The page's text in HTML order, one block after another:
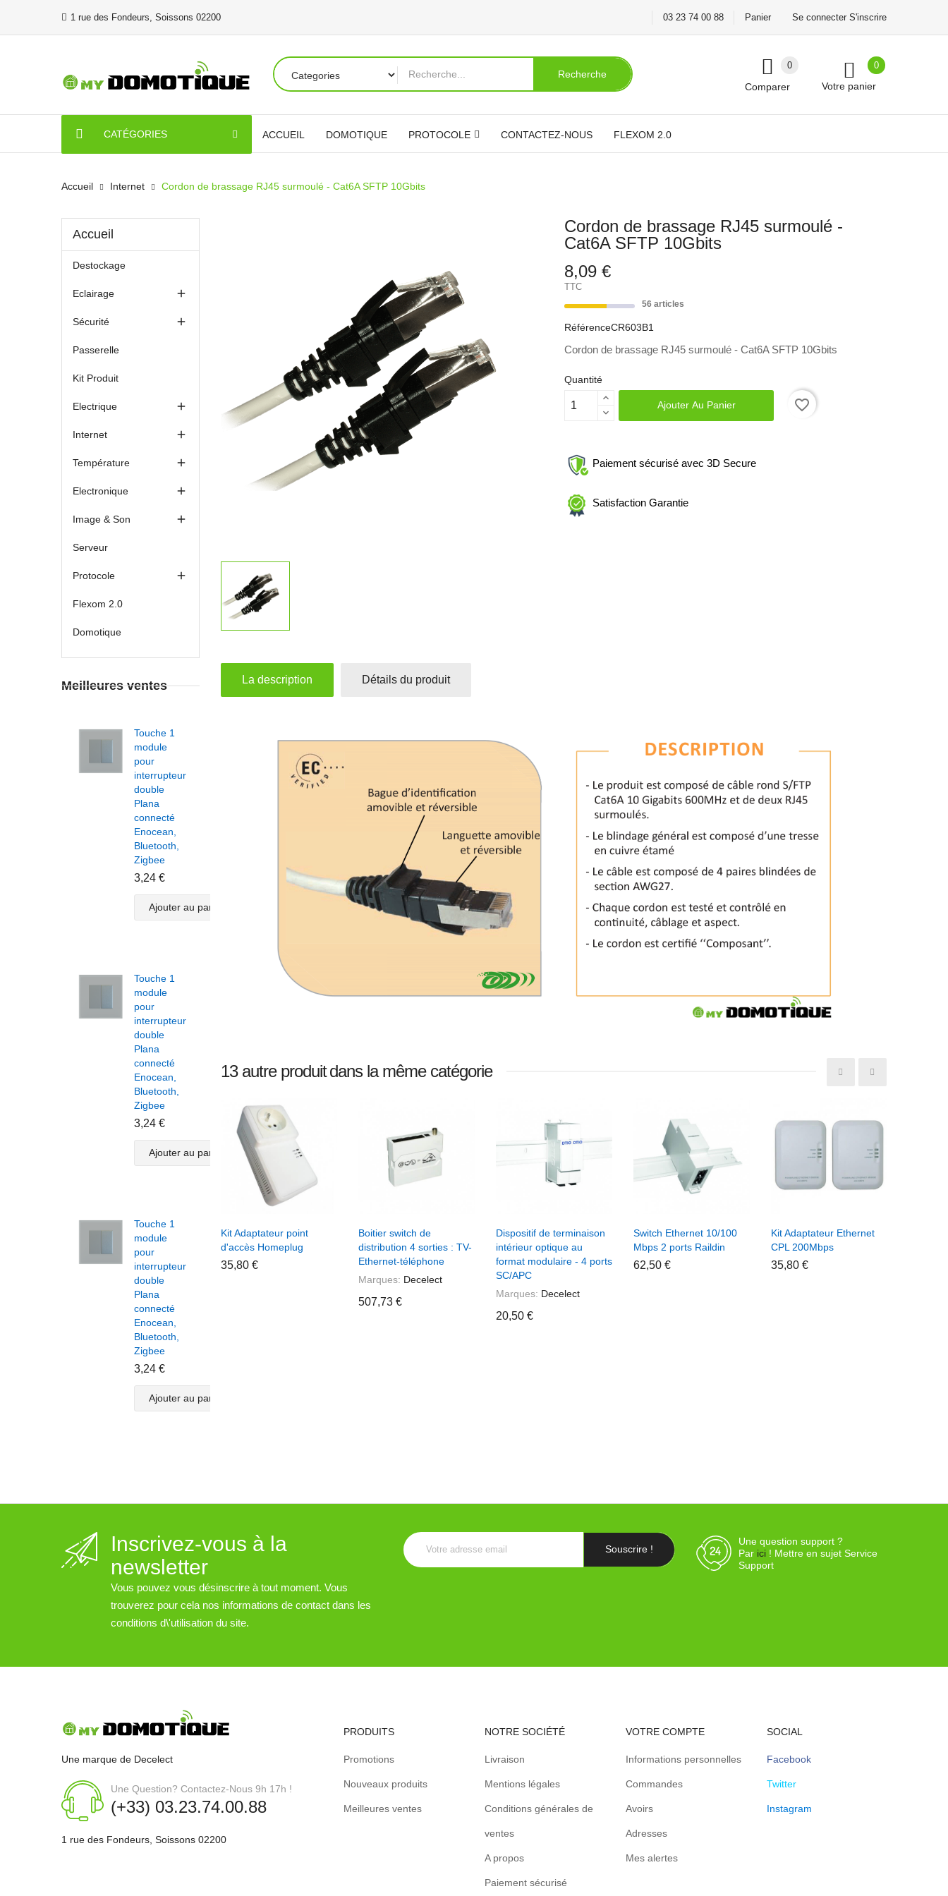
1 rue des Fondeurs, Soissons 02200 Se connecter S'inscrire
Panier
03 23 74 00 88
Recherche
0
Votre panier
0
Comparer
CATÉGORIES ACCUEIL DOMOTIQUE PROTOCOLE CONTACTEZ-NOUS FLEXOM 2.0
Accueil Internet Cordon de brassage RJ45 surmoulé - Cat6A SFTP 10Gbits
Accueil
Destockage
Eclairage 
Sécurité 
Passerelle
Kit Produit
Electrique 
Internet 
Température 
Electronique 
Image & Son 
Serveur
Protocole 
Flexom 2.0
Domotique
Meilleures ventes
Touche 1
module
pour
interrupteur
double
Plana
connecté
Enocean,
Bluetooth,
Zigbee
3,24 €
Ajouter au panier
Touche 1
module
pour
interrupteur
double
Plana
connecté
Enocean,
Bluetooth,
Zigbee
3,24 €
Ajouter au panier
Touche 1
module
pour
interrupteur
double
Plana
connecté
Enocean,
Bluetooth,
Zigbee
3,24 €
Ajouter au panier
pour
interrupteur
double
3,24 €
Ajouter au panier
Touche 1
module
Plana
double
Zigbee
3,82 €
Ajouter au panier
Touche 1
pour
interrupteur
double
connecté
Enocean,
Bluetooth,
Zigbee
3,82 €
pour
interrupteur
Bluetooth,
Cordon de brassage RJ45 surmoulé -
Cat6A SFTP 10Gbits
8,09 €
TTC
56 articles
RéférenceCR603B1
Cordon de brassage RJ45 surmoulé - Cat6A SFTP 10Gbits
Quantité
Ajouter Au Panier favorite_border
Paiement sécurisé avec 3D Secure
Satisfaction Garantie
La description Détails du produit
13 autre produit dans la même catégorie
+ Ajouter Au Panier
Kit Adaptateur point
d'accès Homeplug
35,80 €
+ Ajouter Au Panier
Boitier switch de
distribution 4 sorties : TV-
Ethernet-téléphone
Marques: Decelect
507,73 €
+ Ajouter Au Panier
Dispositif de terminaison
intérieur optique au
format modulaire - 4 ports
SC/APC
Marques: Decelect
20,50 €
+ Ajouter Au Panier
Switch Ethernet 10/100
Mbps 2 ports Raildin
62,50 €
+ Ajouter Au Panier
Kit Adaptateur Ethernet
CPL 200Mbps
35,80 €
Inscrivez-vous à la
newsletter
Vous pouvez vous désinscrire à tout moment. Vous
trouverez pour cela nos informations de contact dans les
conditions d\'utilisation du site.
Une question support ?
Par ici ! Mettre en sujet Service
Support
Une marque de Decelect
Une Question? Contactez-Nous 9h 17h !
(+33) 03.23.74.00.88
1 rue des Fondeurs, Soissons 02200
PRODUITS
Promotions
Nouveaux produits
Meilleures ventes
NOTRE SOCIÉTÉ
Livraison
Mentions légales
Conditions générales de
ventes
A propos
Paiement sécurisé
VOTRE COMPTE
Informations personnelles
Commandes
Avoirs
Adresses
Mes alertes
SOCIAL
Facebook
Twitter
Instagram